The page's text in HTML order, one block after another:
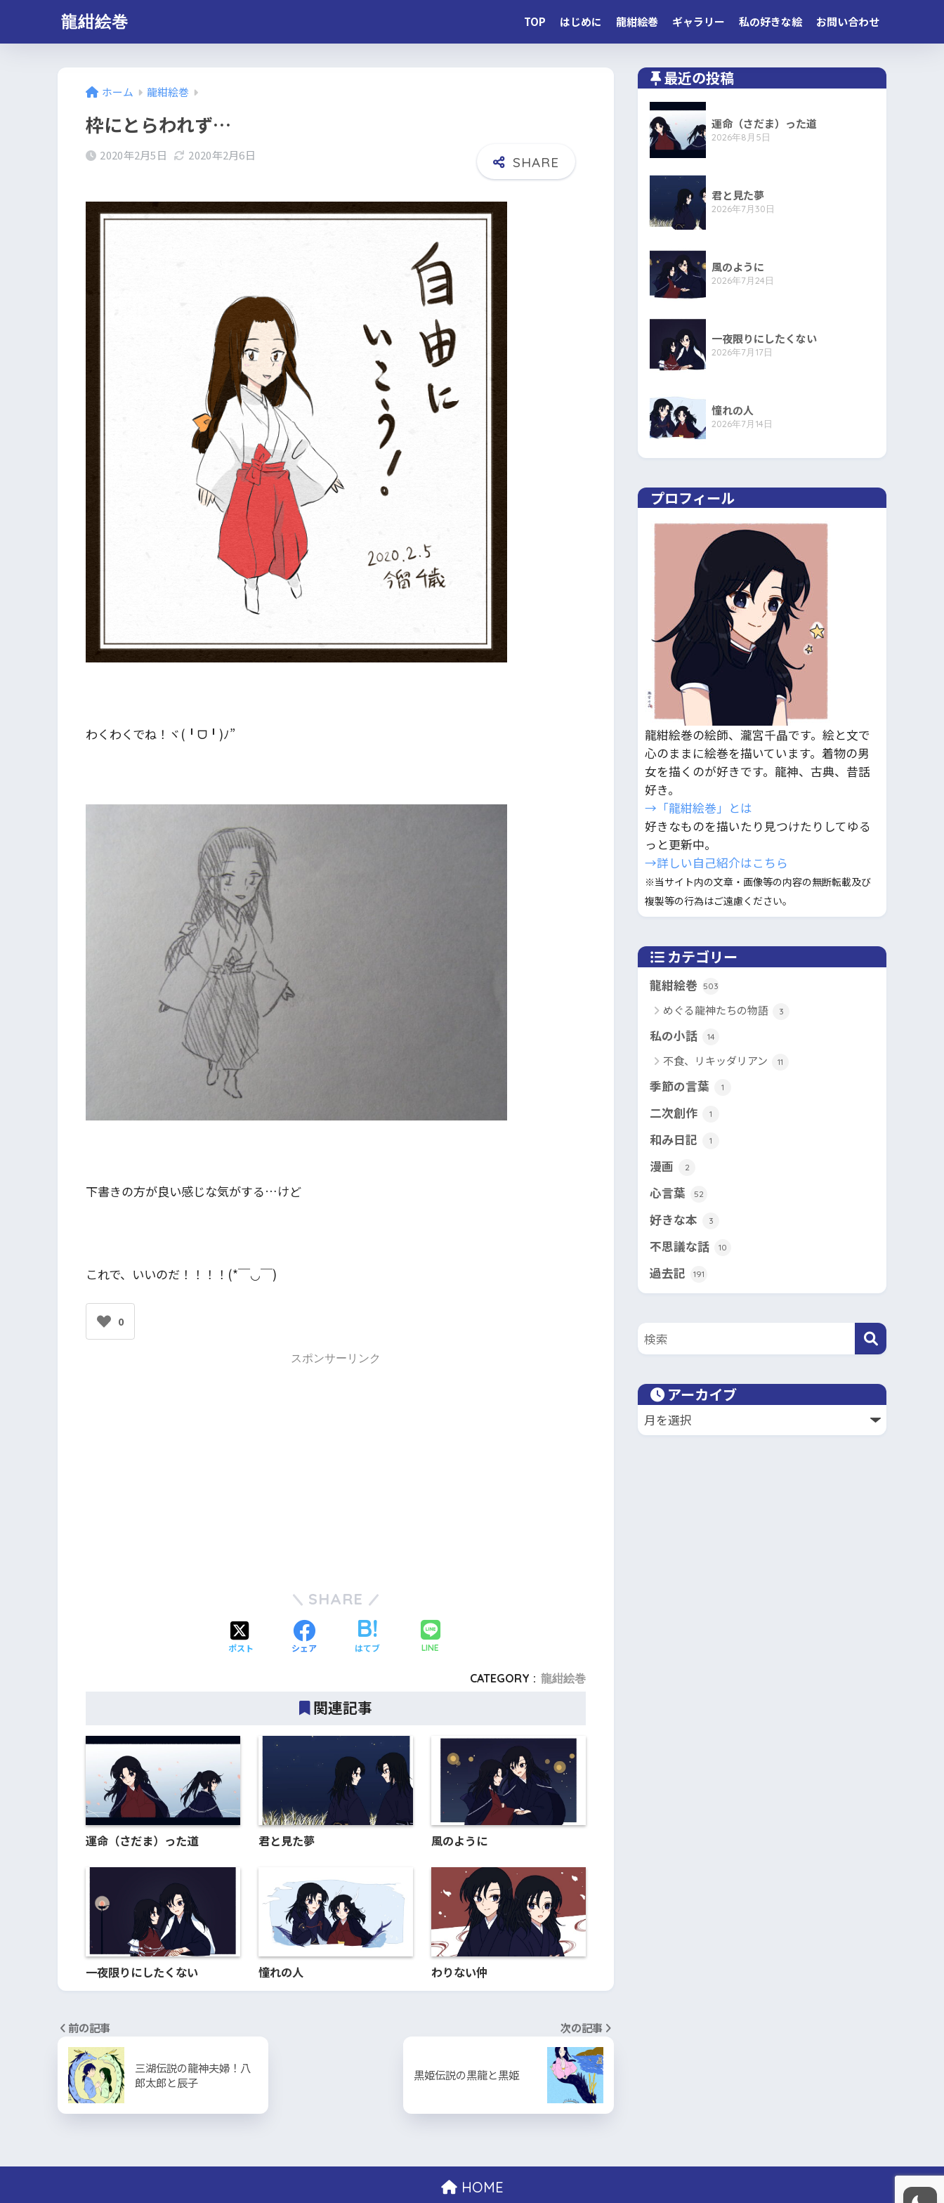
龍紺絵巻 TOP はじめに 龍紺絵巻 ギャラリー 私の好きな絵 お問い合わせ
ホーム 龍紺絵巻
枠にとらわれず…
2020年2月5日 2020年2月6日
わくわくでね！ヾ(╹ᗜ╹)ﾉ”
下書きの方が良い感じな気がする…けど
これで、いいのだ！！！！(*￣◡￣)
0
スポンサーリンク
SHARE
ポスト シェア はてブ LINE
CATEGORY : 龍紺絵巻
関連記事
運命（さだま）った道 君と見た夢 風のように
一夜限りにしたくない 憧れの人 わりない仲
前の記事
三湖伝説の龍神夫婦！八
郎太郎と辰子
次の記事
黒姫伝説の黒龍と黒姫
最近の投稿
運命（さだま）った道
2026年8月5日
君と見た夢
2026年7月30日
風のように
2026年7月24日
一夜限りにしたくない
2026年7月17日
憧れの人
2026年7月14日
プロフィール
龍紺絵巻の絵師、瀧宮千晶です。絵と文で
心のままに絵巻を描いています。着物の男
女を描くのが好きです。龍神、古典、昔話
好き。
→「龍紺絵巻」とは
好きなものを描いたり見つけたりしてゆる
っと更新中。
→詳しい自己紹介はこちら
※当サイト内の文章・画像等の内容の無断転載及び
複製等の行為はご遠慮ください。
カテゴリー
龍紺絵巻 503
めぐる龍神たちの物語 3
私の小話 14
不食、リキッダリアン 11
季節の言葉 1
二次創作 1
和み日記 1
漫画 2
心言葉 52
好きな本 3
不思議な話 10
過去記 191
アーカイブ
HOME